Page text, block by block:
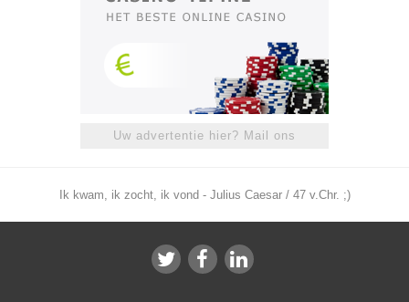
Uw advertentie hier? Mail ons
Ik kwam, ik zocht, ik vond - Julius Caesar / 47 v.Chr. ;)